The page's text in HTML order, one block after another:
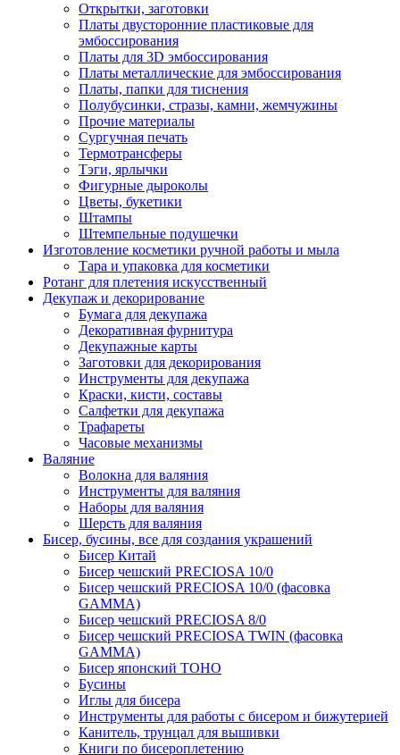
Открытки, заготовки
Платы двусторонние пластиковые для
эмбоссирования
Платы для 3D эмбоссирования
Платы металлические для эмбоссирования
Платы, папки для тиснения
Полубусинки, стразы, камни, жемчужины
Прочие материалы
Сургучная печать
Термотрансферы
Тэги, ярлычки
Фигурные дыроколы
Цветы, букетики
Штампы
Штемпельные подушечки
Изготовление косметики ручной работы и мыла
Тара и упаковка для косметики
Ротанг для плетения искусственный
Декупаж и декорирование
Бумага для декупажа
Декоративная фурнитура
Декупажные карты
Заготовки для декорирования
Инструменты для декупажа
Краски, кисти, составы
Салфетки для декупажа
Трафареты
Часовые механизмы
Валяние
Волокна для валяния
Инструменты для валяния
Наборы для валяния
Шерсть для валяния
Бисер, бусины, все для создания украшений
Бисер Китай
Бисер чешский PRECIOSA 10/0
Бисер чешский PRECIOSA 10/0 (фасовка
GAMMA)
Бисер чешский PRECIOSA 8/0
Бисер чешский PRECIOSA TWIN (фасовка
GAMMA)
Бисер японский TOHO
Бусины
Иглы для бисера
Инструменты для работы с бисером и бижутерией
Канитель, трунцал для вышивки
Книги по бисероплетению